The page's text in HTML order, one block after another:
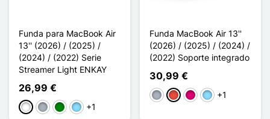
Funda para MacBook Air
13'' (2026) / (2025) /
(2024) / (2022) Serie
Streamer Light ENKAY
26,99 €
Blanco
Gris VerdeAzul claro
+1
Funda MacBook Air 13''
(2026) / (2025) / (2024) /
(2022) Soporte integrado
30,99 €
Gris RojoMagentaAzul claro
+1